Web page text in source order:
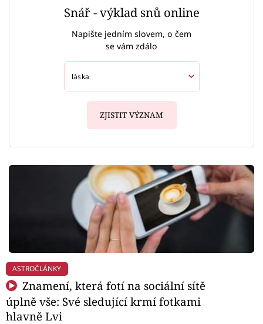
Snář - výklad snů online
Napište jedním slovem, o čem
se vám zdálo
ZJISTIT VÝZNAM
ASTROČLÁNKY
Znamení, která fotí na sociální sítě
úplně vše: Své sledující krmí fotkami
hlavně Lvi